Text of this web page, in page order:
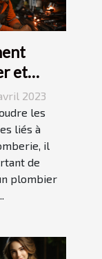
et
bon
à Evry
2023
les
liés à
il
de
plombier